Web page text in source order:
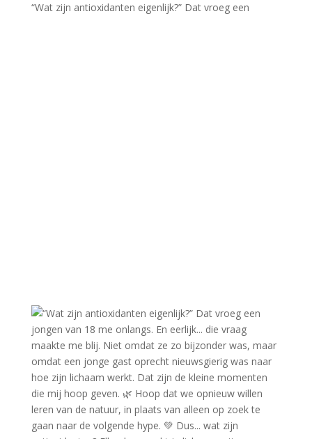
“Wat zijn antioxidanten eigenlijk?” Dat vroeg een